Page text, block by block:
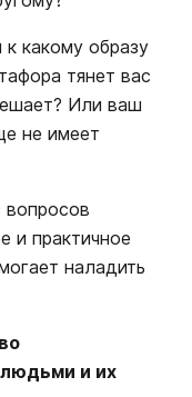
какому образу
тянет вас
Или ваш
не имеет
вопросов
и практичное
наладить
и их